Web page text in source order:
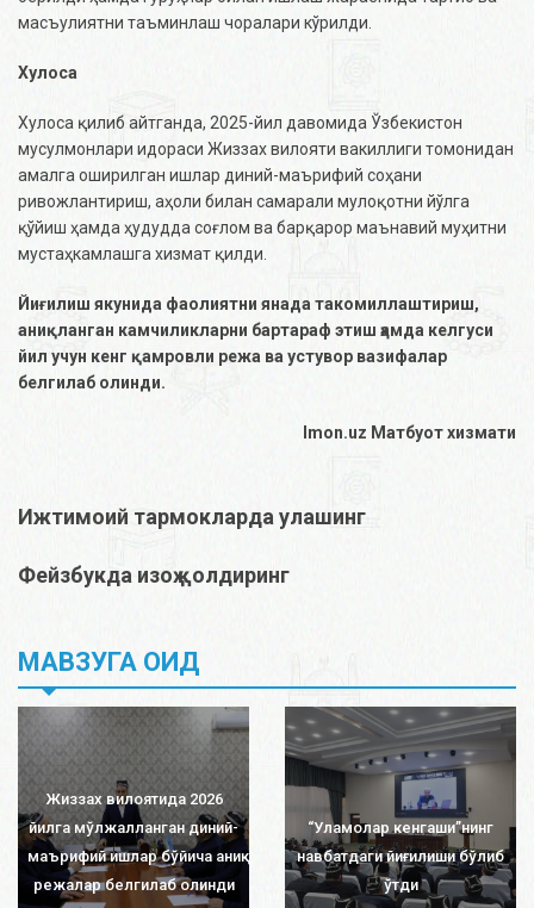
масъулиятни таъминлаш чоралари кўрилди.
Хулоса
Хулоса қилиб айтганда, 2025-йил давомида Ўзбекистон
мусулмонлари идораси Жиззах вилояти вакиллиги томонидан
амалга оширилган ишлар диний-маърифий соҳани
ривожлантириш, аҳоли билан самарали мулоқотни йўлга
қўйиш ҳамда ҳудудда соғлом ва барқарор маънавий муҳитни
мустаҳкамлашга хизмат қилди.
Йиғилиш якунида фаолиятни янада такомиллаштириш,
аниқланган камчиликларни бартараф этиш ҳамда келгуси
йил учун кенг қамровли режа ва устувор вазифалар
белгилаб олинди.
Imon.uz Матбуот хизмати
Ижтимоий тармокларда улашинг
Фейзбукда изоҳ қолдиринг
МАВЗУГА ОИД
Жиззах вилоятида 2026
йилга мўлжалланган диний-
маърифий ишлар бўйича аниқ
режалар белгилаб олинди
“Уламолар кенгаши”нинг
навбатдаги йиғилиши бўлиб
ўтди